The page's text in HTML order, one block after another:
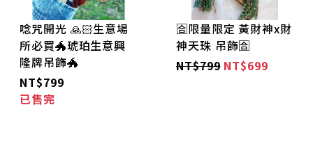
唸咒開光 🙏🏻生意場
所必買🐲琥珀生意興
隆牌吊飾🐲
NT$799
已售完
🈴️限量限定 黃財神x財
神天珠 吊飾🈴️
NT$799 NT$699